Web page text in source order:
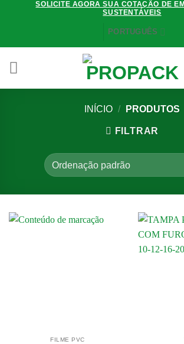
SOLICITE AGORA SUA COTAÇÃO DE
SUSTENTÁVEIS
PORTUGUÊS
INÍCIO / PRODUTOS
FILTRAR
FILME PVC